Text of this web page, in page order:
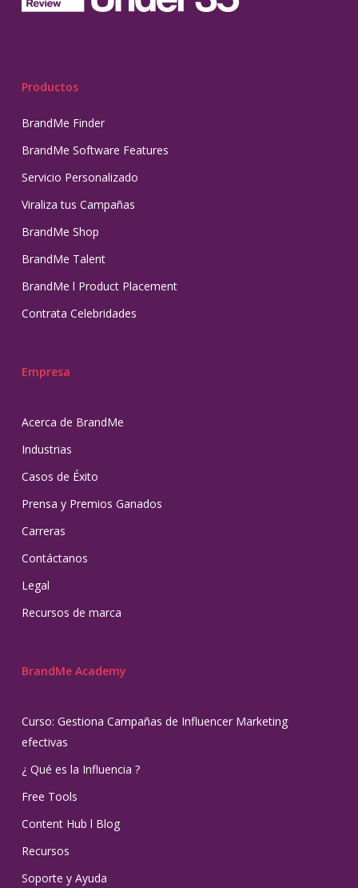
Productos
BrandMe Finder
BrandMe Software Features
Servicio Personalizado
Viraliza tus Campañas
BrandMe Shop
BrandMe Talent
BrandMe l Product Placement
Contrata Celebridades
Empresa
Acerca de BrandMe
Industrias
Casos de Éxito
Prensa y Premios Ganados
Carreras
Contáctanos
Legal
Recursos de marca
BrandMe Academy
Curso: Gestiona Campañas de Influencer Marketing
efectivas
¿ Qué es la Influencia ?
Free Tools
Content Hub l Blog
Recursos
Soporte y Ayuda